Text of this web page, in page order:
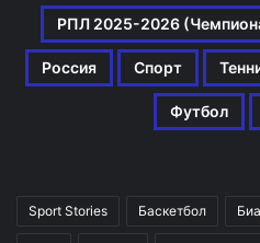
РПЛ 2025-2026
Россия Спорт
Футбол
Sport Stories Баскетбол